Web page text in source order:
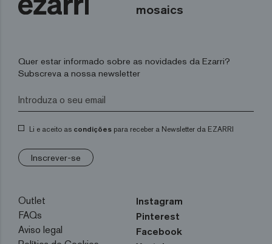
mosaics
Quer estar informado sobre as novidades da Ezarri?
Subscreva a nossa newsletter
Li e aceito as condições para receber a Newsletter da EZARRI
Inscrever-se
Outlet
FAQs
Aviso legal
Instagram
Pinterest
Facebook